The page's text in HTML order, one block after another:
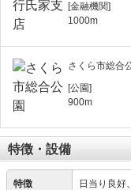
[金融機関]
1000m
さくら市総合
[公園]
900m
特徴・設備
特徴 日当り良好